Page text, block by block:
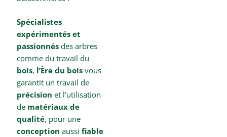
Spécialistes
expérimentés et
passionnés des arbres
comme du travail du
bois, l’Ère du bois vous
garantit un travail de
précisionet l’utilisation
de matériaux de
qualité, pour une
conceptionaussifiable